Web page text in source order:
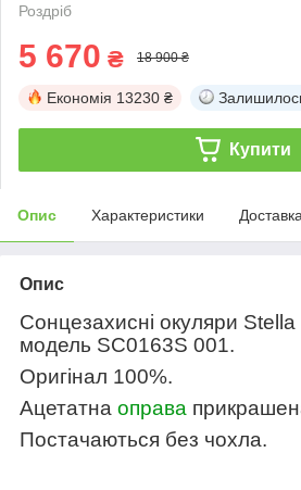
Роздріб
5 670 ₴ 18 900 ₴
Економія 13230 ₴
Купити
Опис Характеристики Доставка
Опис
Сонцезахисні окуляри
модель SC0163S 001.
Оригінал 100%.
Ацетатна оправа
Постачаються без чохла.